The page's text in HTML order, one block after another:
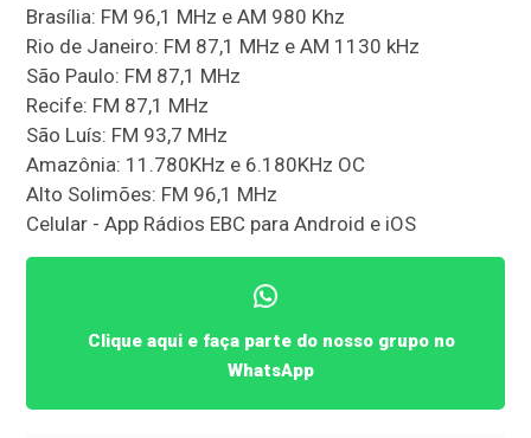
Brasília: FM 96,1 MHz e AM 980 Khz
Rio de Janeiro: FM 87,1 MHz e AM 1130 kHz
São Paulo: FM 87,1 MHz
Recife: FM 87,1 MHz
São Luís: FM 93,7 MHz
Amazônia: 11.780KHz e 6.180KHz OC
Alto Solimões: FM 96,1 MHz
Celular - App Rádios EBC para Android e iOS
Clique aqui e faça parte do nosso grupo no
WhatsApp